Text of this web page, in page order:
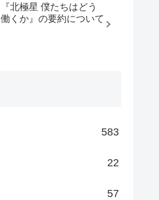
『北極星 僕たちはどう
働くか』の要約について
583
22
57